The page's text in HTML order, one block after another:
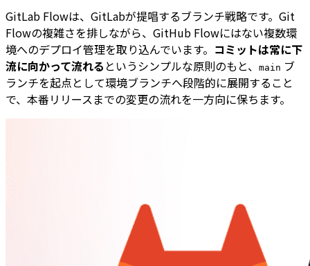
GitLab Flowは、GitLabが提唱するブランチ戦略です。Git
Flowの複雑さを排しながら、GitHub Flowにはない複数環
境へのデプロイ管理を取り込んでいます。 コミットは常に下
流に向かって流れる というシンプルな原則のもと、 main ブ
ランチを起点として環境ブランチへ段階的に展開すること
で、本番リリースまでの変更の流れを一方向に保ちます。